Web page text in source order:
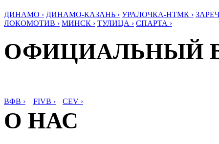
ДИНАМО › ДИНАМО-КАЗАНЬ › УРАЛОЧКА-НТМК ›
ЛОКОМОТИВ › МИНСК › ТУЛИЦА › СПАРТА ›
ОФИЦИАЛЬНЫЙ
ВФВ › FIVB › CEV ›
О НАС